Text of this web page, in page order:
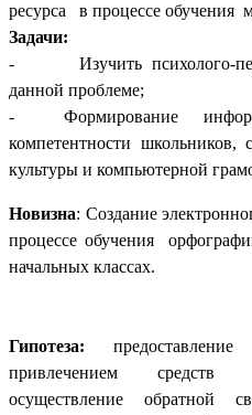
ресурса в процессе обучения
Задачи:
- Изучить психолого-
данной проблеме;
- Формирование
компетентности школьников,
культуры и компьютерной
Новизна: Создание
процессе обучения
начальных классах.
Гипотеза:
привлечением средств
осуществление обратной